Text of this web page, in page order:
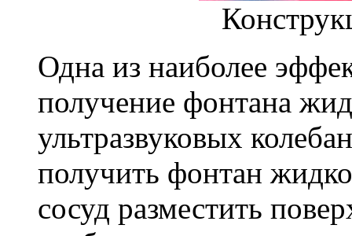
Одна из наиболее
получение фонтана
ультразвуковых
получить фонтан
сосуд разместить